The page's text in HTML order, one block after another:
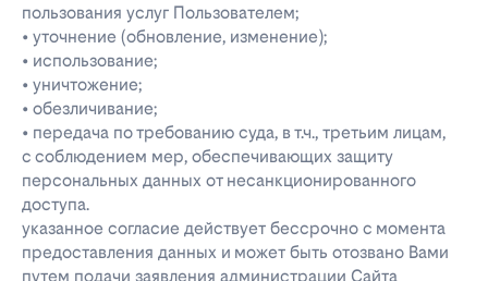
пользования услуг Пользователем;
• уточнение (обновление, изменение);
• использование;
• уничтожение;
• обезличивание;
• передача по требованию суда, в т.ч., третьим лицам,
с соблюдением мер, обеспечивающих защиту
персональных данных от несанкционированного
доступа.
указанное согласие действует бессрочно с момента
предоставления данных и может быть отозвано Вами
путем подачи заявления администрации Сайта